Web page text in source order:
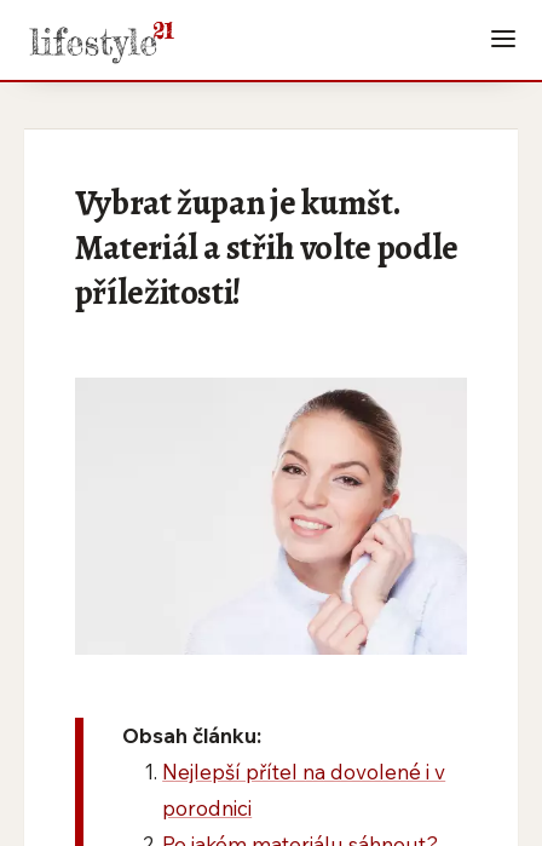
Vybrat župan je kumšt.
Materiál a střih volte podle
příležitosti!
Obsah článku:
Nejlepší přítel na dovolené i v
porodnici